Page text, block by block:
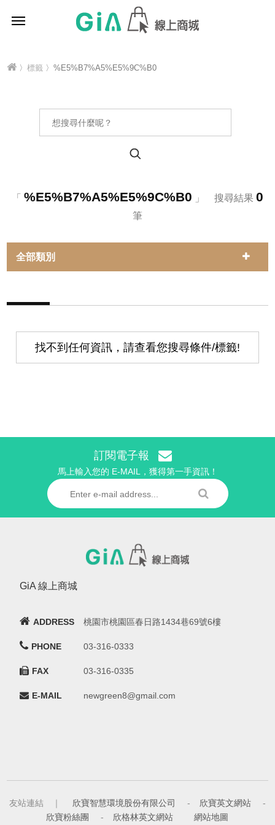
〉標籤 〉%E5%B7%A5%E5%9C%B0
「 %E5%B7%A5%E5%9C%B0 」 搜尋結果 0
筆
全部類別
找不到任何資訊，請查看您搜尋條件/標籤!
訂閱電子報
馬上輸入您的 E-MAIL，獲得第一手資訊！
GiA 線上商城
ADDRESS 桃園市桃園區春日路1434巷69號6樓
PHONE 03-316-0333
FAX 03-316-0335
E-MAIL newgreen8@gmail.com
友站連結 ｜ 欣寶智慧環境股份有限公司 - 欣寶英文網站
-
欣寶粉絲團
- 欣格林英文網站 網站地圖